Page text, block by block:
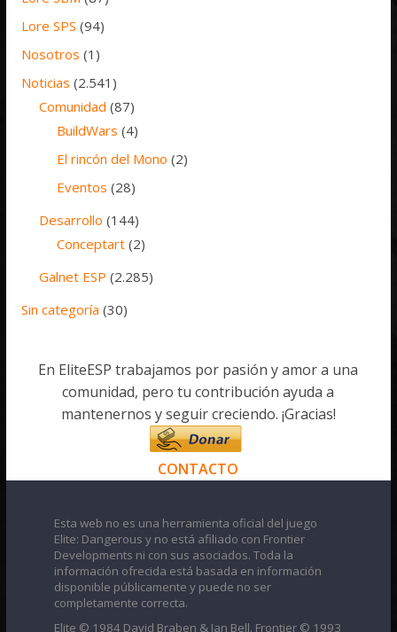
Lore SPS (94)
Nosotros (1)
Noticias (2.541)
Comunidad (87)
BuildWars (4)
El rincón del Mono (2)
Eventos (28)
Desarrollo (144)
Conceptart (2)
Galnet ESP (2.285)
Sin categoría (30)
En EliteESP trabajamos por pasión y amor a una
comunidad, pero tu contribución ayuda a
mantenernos y seguir creciendo. ¡Gracias!
CONTACTO
Esta web no es una herramienta oficial del juego
Elite: Dangerous y no está afiliado con Frontier
Developments ni con sus asociados. Toda la
información ofrecida está basada en información
disponible públicamente y puede no ser
completamente correcta.
Elite © 1984 David Braben & Ian Bell. Frontier © 1993